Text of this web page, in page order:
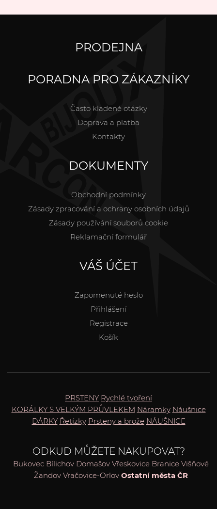
PRODEJNA
PORADNA PRO ZÁKAZNÍKY
Často kladené otázky
Doprava a platba
Kontakty
DOKUMENTY
Obchodní podmínky
Zásady zpracování a ochrany osobních údajů
Zásady používání souborů cookie
Reklamační formulář
VÁŠ ÚČET
Zapomenuté heslo
Přihlášení
Registrace
Košík
PRSTENY Rychlé tvoření
KORÁLKY S VELKÝM PRŮVLEKEM Náramky Náušnice
DÁRKY Řetízky Prsteny a brože NÁUŠNICE
ODKUD MŮŽETE NAKUPOVAT?
Bukovec Bílichov Domašov Vřeskovice Branice Višňové
Žandov Vračovice-Orlov Ostatní města ČR